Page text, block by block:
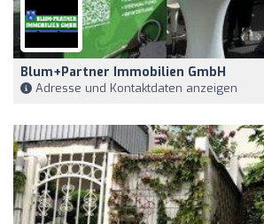
Blum+Partner Immobilien GmbH
Adresse und Kontaktdaten anzeigen